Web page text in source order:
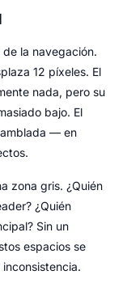
la navegación.
12 píxeles. El
nada, pero su
bajo. El
— en
zona gris. ¿Quién
¿Quién
Sin un
espacios se